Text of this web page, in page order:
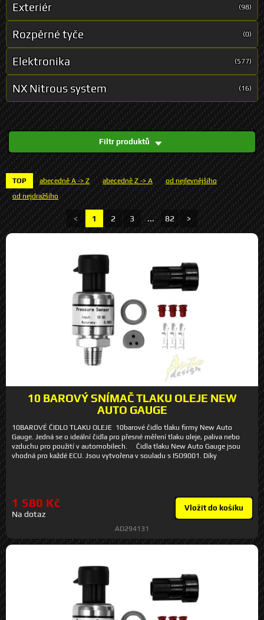
Exteriér (98)
Rozpěrné tyče (0)
Elektronika (577)
NX Nitrous system (16)
Filtr produktů
TOP abecedně A -> Z abecedně Z -> A
od nejlevnějšího
od nejdražšího
< 1 2 3 ... 82 >
10 BAROVÝ SNÍMAČ TLAKU OLEJE NEW
AUTO GAUGE
10BAROVÉ ČIDLO TLAKU OLEJE 10barové čidlo tlaku firmy New Auto
Gauge. Jedná se o ideální čidla pro přesné měření tlaku oleje, paliva nebo
vzduchu pro použití v automobilech. Čidla tlaku New Auto Gauge jsou
vhodná pro každé ECU. Jsou vytvořena v souladu s ISO9001. Díky
1x tlakové čidlo WHP 10 bar, Parametry: - Rozsah napětí: 0,5-4,5 V -
Rozsah tlaku: 0-10 bar - Montážní závit: 1/8"NPT
1 580 Kč
Na dotaz
Vložit do košíku
AD294131